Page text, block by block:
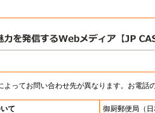
ってお問い合わせ先が異なります。お電話
て 御厨郵便局 （